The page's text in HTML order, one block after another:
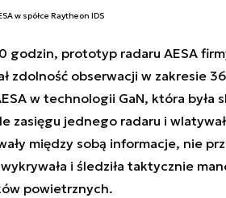
w spółce Raytheon IDS
godzin, prototyp radaru AESA
zdolność obserwacji w zakresie
w technologii GaN, która była
zasięgu jednego radaru i
między sobą informacje, nie
i śledziła taktycznie
powietrznych.